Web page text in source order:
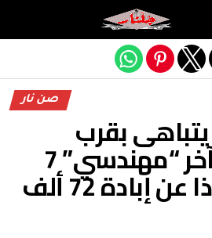
صن نار
بقرب
القضاء على آخر “مهندسي” 7
أكتوبر… فماذا عن إبادة 72 ألف
Exit mobile